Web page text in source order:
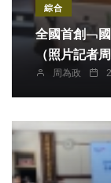
綜合
全國首創﹁
（照片記者
周為政